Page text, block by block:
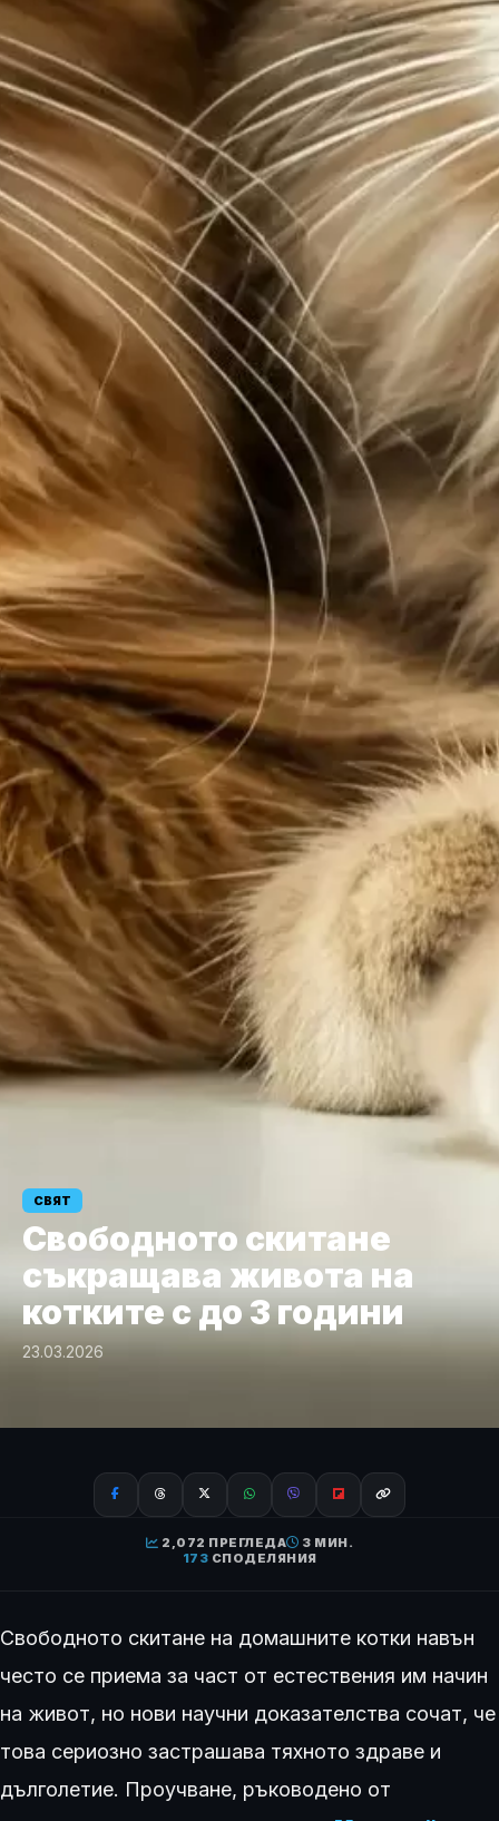
СВЯТ
Свободното скитане
съкращава живота на
котките с до 3 години
23.03.2026
2,072 ПРЕГЛЕДА
3 МИН.
173 СПОДЕЛЯНИЯ
Свободното скитане на домашните котки навън
често се приема за част от естествения им начин
на живот, но нови научни доказателства сочат, че
това сериозно застрашава тяхното здраве и
дълголетие. Проучване, ръководено от